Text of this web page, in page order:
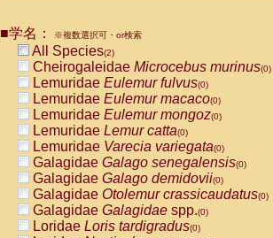
CebidaeCebus nigrivittatus
CebidaeCebus
CebidaeSaimiri boliviensis(0)
CebidaeSaimiri sciureus(0)
AtelidaeAlouatta caraya(0)
AtelidaeAlouatta fusca(0)
AtelidaeAlouatta seniculus
AtelidaeAlouattaspp.(0)
AtelidaeAteles belzebuth(0)
AtelidaeAteles geoffroyi(0)
AtelidaeAteles paniscus(0)
AtelidaeAtelesspp.(0)
Atelidae Lagothrix lagothricha
■学名： ※複数選択可・or検索
All Species(2)
Cheirogaleidae Microcebus murinus(0)
Lemuridae Eulemur fulvus(0)
Lemuridae Eulemur macaco(0)
Lemuridae Eulemur mongoz(0)
Lemuridae Lemur catta(0)
Lemuridae Varecia variegata(0)
Galagidae Galago senegalensis(0)
Galagidae Galago demidovii(0)
Galagidae Otolemur crassicaudatus(0)
Galagidae Galagidae spp.(0)
Loridae Loris tardigradus(0)